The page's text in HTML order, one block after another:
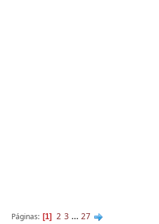
Páginas 1 2 3 ... 27